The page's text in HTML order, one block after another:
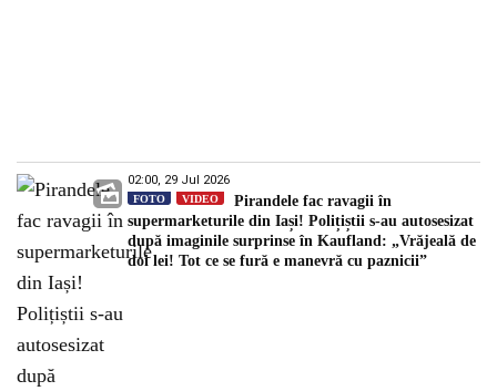
02:00, 29 Jul 2026
FOTO VIDEO
Pirandele fac ravagii în
supermarketurile din Iași! Polițiștii s-au autosesizat
după imaginile surprinse în Kaufland: „Vrăjeală de
doi lei! Tot ce se fură e manevră cu paznicii”